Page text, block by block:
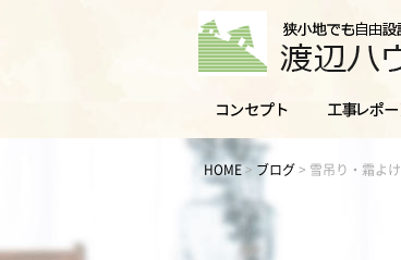
HOME > ブログ > 雪吊り・霜よけ